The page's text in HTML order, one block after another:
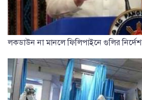
লকডাউন না মানলে ফিলিপাইনে গুলির নির্দেশ